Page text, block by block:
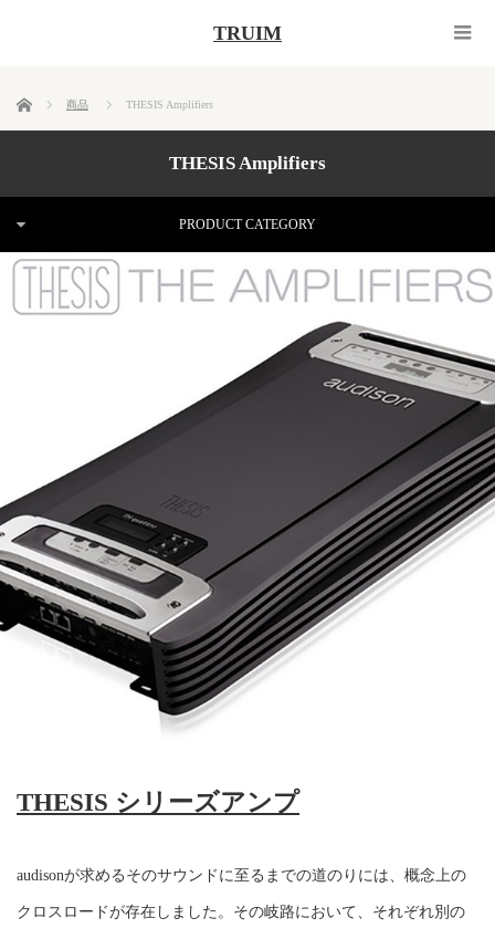
TRUIM
ホーム 商品 THESIS Amplifiers
THESIS Amplifiers
PRODUCT CATEGORY
THESIS シリーズアンプ
audisonが求めるそのサウンドに至るまでの道のりには、概念上の
クロスロードが存在しました。その岐路において、それぞれ別の